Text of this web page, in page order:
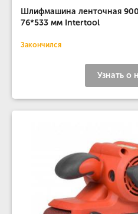
Шлифмашина ленточная
76*533 мм Intertool
Закончился
Узнать о